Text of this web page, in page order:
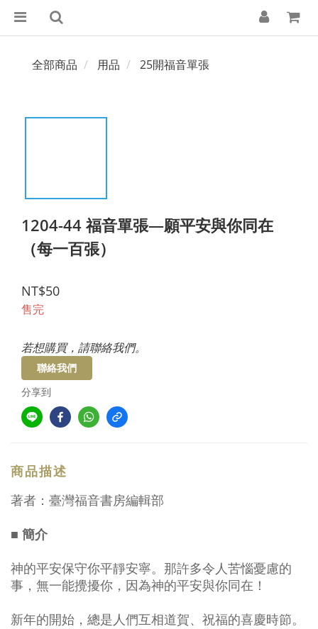
全部商品 用品 25開福音單張
1204-44 福音單張—願平安與你同在
（每一百張）
NT$50
售完
若想購買，請聯絡我們。
聯絡我們
分享到
商品描述
著者：臺灣福音書房編輯部
■ 簡介
神的平安保守你平靜安寧。那許多令人苦惱憂慮的
事，無一能攪擾你，因為神的平安與你同在！
新年的開始，總是人們互相道賀、祝福的喜慶時節。